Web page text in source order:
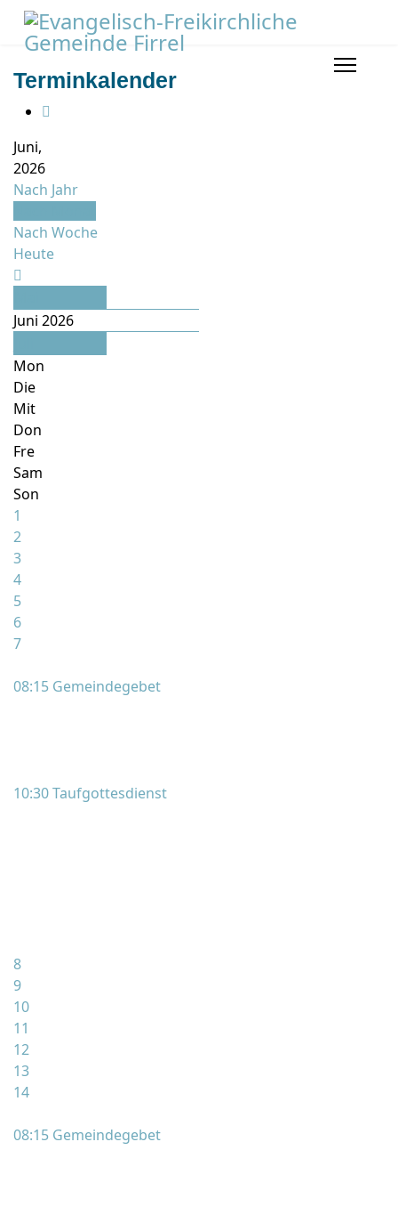
Terminkalender
Juni,
2026
Nach Jahr
Nach Woche
Heute
Juni 2026
Mon
Die
Mit
Don
Fre
Sam
Son
1
2
3
4
5
6
7
08:15 Gemeindegebet
10:30 Taufgottesdienst
8
9
10
11
12
13
14
08:15 Gemeindegebet